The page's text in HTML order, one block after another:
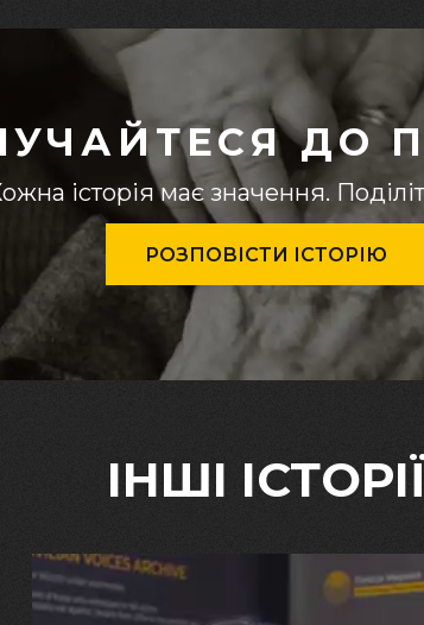
ДО
історія має значення.
РОЗПОВІСТИ ІСТОРІЮ
ІНШІ